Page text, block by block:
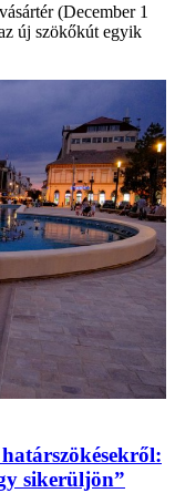
(December 1
új szökőkút egyik
sikerüljön”